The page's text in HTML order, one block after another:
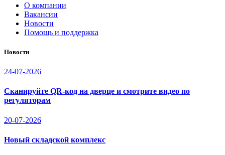
О компании
Вакансии
Новости
Помощь и поддержка
Новости
24-07-2026
Сканируйте QR-код на дверце и смотрите видео по
регуляторам
20-07-2026
Новый складской комплекс